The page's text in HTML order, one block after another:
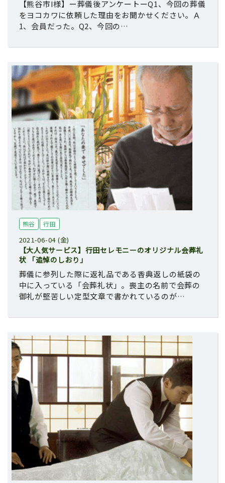
【熊谷市I様】ー葬儀後アンケートーQ1、今回の葬儀
をヨコカワに依頼した理由をお聞かせください。Ａ
1、会員だった。Q2、今回の…
熊谷 行田
2021-06-04 (金)
【大人気サービス】行田セレモニーのオリジナル会葬礼
状 「追悼のしおり」
葬儀に参列した際に返礼品である香典返しの紙袋の
中に入っている「会葬礼状」。喪主の名前で会葬の
御礼が堅苦しい定型文章で書かれているのが…